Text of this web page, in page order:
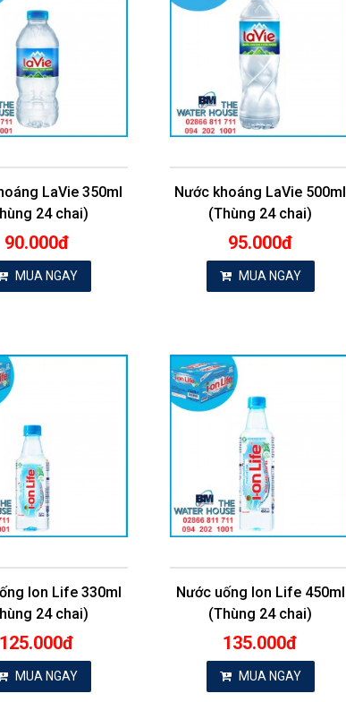
LaVie 350ml
24 chai)
90.000đ
MUA NGAY
Nước khoáng LaVie 500ml
(Thùng 24 chai)
95.000đ
MUA NGAY
Ion Life 330ml
24 chai)
125.000đ
MUA NGAY
Nước uống Ion Life 450ml
(Thùng 24 chai)
135.000đ
MUA NGAY